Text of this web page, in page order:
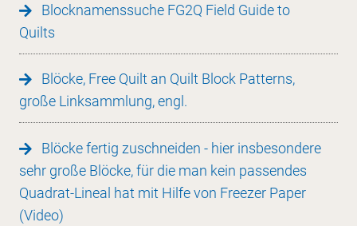
Blocknamenssuche FG2Q Field Guide to
Quilts
Blöcke, Free Quilt an Quilt Block Patterns,
große Linksammlung, engl.
Blöcke fertig zuschneiden - hier insbesondere
sehr große Blöcke, für die man kein passendes
Quadrat-Lineal hat mit Hilfe von Freezer Paper
(Video)